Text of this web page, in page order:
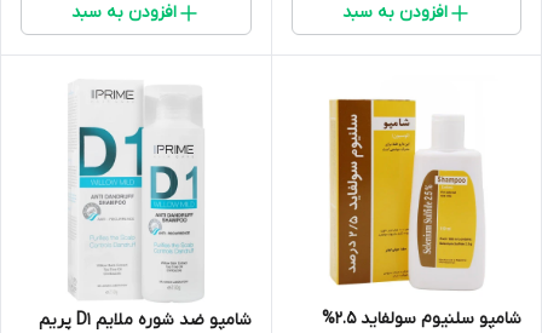
افزودن به سبد افزودن به سبد
شامپو سلنیوم سولفاید 2.5%
شامپو ضد شوره ملایم D1 پریم